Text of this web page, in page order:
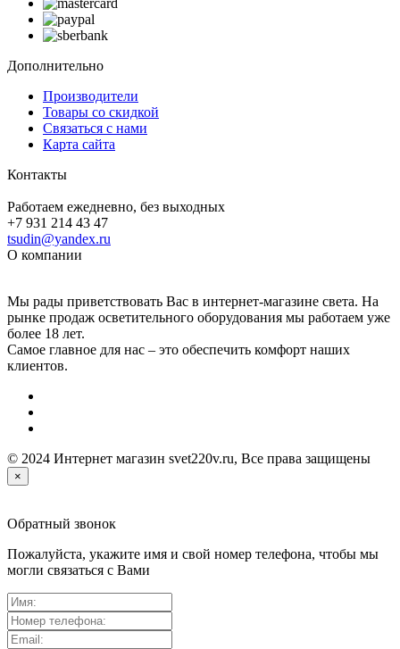
Дополнительно
Производители
Товары со скидкой
Связаться с нами
Карта сайта
Контакты
Работаем ежедневно, без выходных
+7 931 214 43 47
tsudin@yandex.ru
О компании
Мы рады приветствовать Вас в интернет-магазине света. На
рынке продаж осветительного оборудования мы работаем уже
более 18 лет.
Самое главное для нас – это обеспечить комфорт наших
клиентов.
© 2024 Интернет магазин svet220v.ru, Все права защищены
×
Обратный звонок
Пожалуйста, укажите имя и свой номер телефона, чтобы мы
могли связаться с Вами